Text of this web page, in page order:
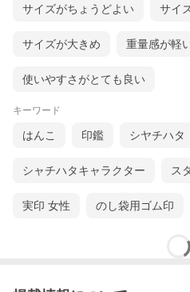
サイズがちょうどよい サイ
サイズが大きめ 重量感が軽
使いやすさがとても良い
キーワード
はんこ 印鑑 シヤチハタ
シャチハタキャラクター ス
実印 女性 のし袋用ゴム印